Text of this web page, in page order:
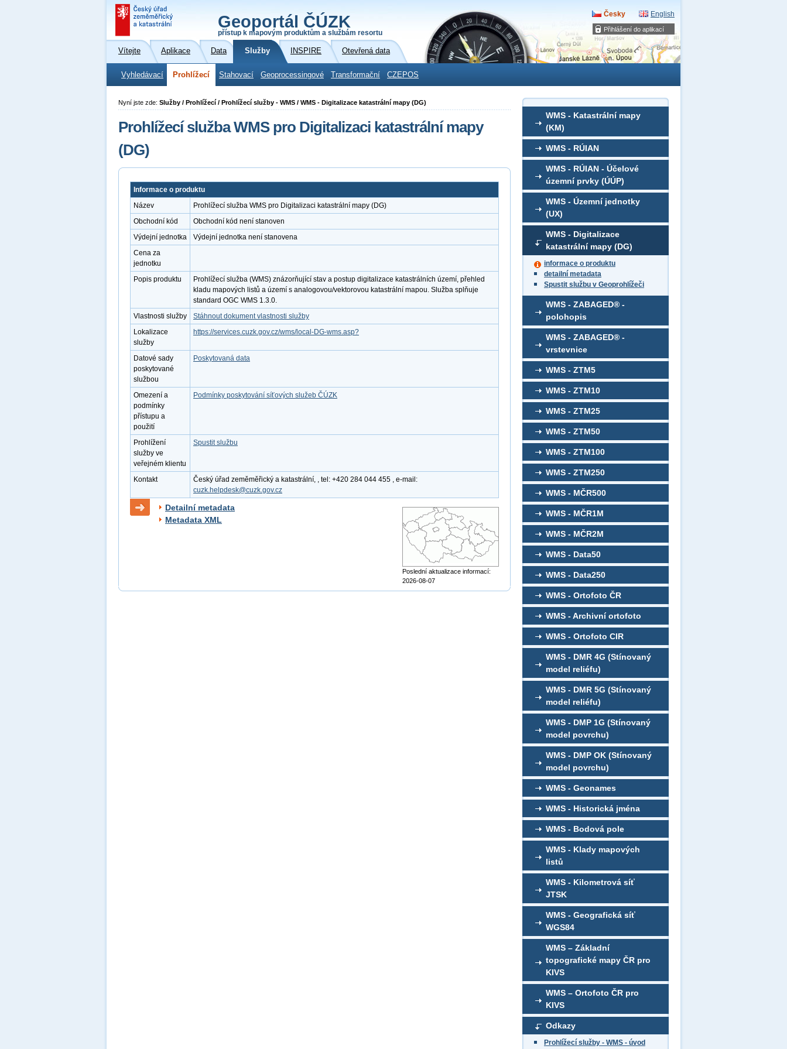
Přihlášení do aplikací
Geoportál ČÚZK
přístup k mapovým produktům a službám resortu
Česky English
Vítejte Aplikace Data Služby INSPIRE Otevřená data
Vyhledávací Prohlížecí Stahovací Geoprocessingové Transformační CZEPOS
WMS - Katastrální mapy
(KM)
WMS - RÚIAN
WMS - RÚIAN - Účelové
územní prvky (ÚÚP)
WMS - Územní jednotky
(UX)
WMS - Digitalizace
katastrální mapy (DG)
informace o produktu
detailní metadata
Spustit službu v Geoprohlížeči
WMS - ZABAGED® -
polohopis
WMS - ZABAGED® -
vrstevnice
WMS - ZTM5
WMS - ZTM10
WMS - ZTM25
WMS - ZTM50
WMS - ZTM100
WMS - ZTM250
WMS - MČR500
WMS - MČR1M
WMS - MČR2M
WMS - Data50
WMS - Data250
WMS - Ortofoto ČR
WMS - Archivní ortofoto
WMS - Ortofoto CIR
WMS - DMR 4G (Stínovaný
model reliéfu)
WMS - DMR 5G (Stínovaný
model reliéfu)
WMS - DMP 1G (Stínovaný
model povrchu)
WMS - DMP OK (Stínovaný
model povrchu)
WMS - Geonames
WMS - Historická jména
WMS - Bodová pole
WMS - Klady mapových
listů
WMS - Kilometrová síť
JTSK
WMS - Geografická síť
WGS84
WMS – Základní
topografické mapy ČR pro
KIVS
WMS – Ortofoto ČR pro
KIVS
Odkazy
Prohlížecí služby - WMS - úvod
Nyní jste zde: Služby / Prohlížecí / Prohlížecí služby - WMS / WMS - Digitalizace katastrální mapy (DG)
Prohlížecí služba WMS pro Digitalizaci katastrální mapy
(DG)
Informace o produktu
Název
Prohlížecí služba WMS pro Digitalizaci katastrální mapy (DG)
Obchodní kód
Obchodní kód není stanoven
Výdejní jednotka
Výdejní jednotka není stanovena
Cena za
jednotku
Popis produktu
Prohlížecí služba (WMS) znázorňující stav a postup digitalizace katastrálních území, přehled
kladu mapových listů a území s analogovou/vektorovou katastrální mapou. Služba splňuje
standard OGC WMS 1.3.0.
Vlastnosti služby
Stáhnout dokument vlastnosti služby
Lokalizace
služby
https://services.cuzk.gov.cz/wms/local-DG-wms.asp?
Datové sady
poskytované
službou
Poskytovaná data
Omezení a
podmínky
přístupu a
použití
Podmínky poskytování síťových služeb ČÚZK
Prohlížení
služby ve
veřejném klientu
Spustit službu
Kontakt
Český úřad zeměměřický a katastrální, , tel: +420 284 044 455 , e-mail:
cuzk.helpdesk@cuzk.gov.cz
Detailní metadata
Metadata XML
Poslední aktualizace informací:
2026-08-07